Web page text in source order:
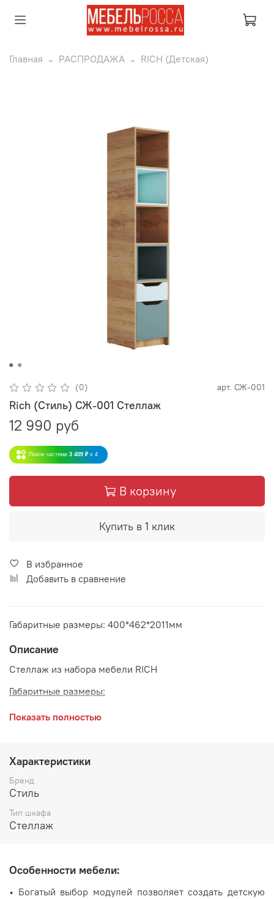
Главная РАСПРОДАЖА RICH (Детская)
(0) арт. СЖ-001
Rich (Стиль) СЖ-001 Стеллаж
12 990 руб
Плати частями 3 409 ₽ x 4
В корзину
Купить в 1 клик
В избранное
Добавить в сравнение
Габаритные размеры: 400*462*2011мм
Описание
Стеллаж из набора мебели RICH
Габаритные размеры:
длина 400 мм
высота 2011 мм
Показать полностью
Характеристики
Бренд
Стиль
Тип шкафа
Стеллаж
Особенности мебели:
• Богатый выбор модулей позволяет создать детскую